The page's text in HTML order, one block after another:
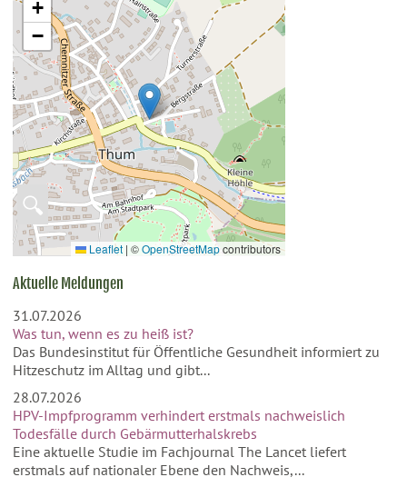
🔍
+
−
Leaflet | ©OpenStreetMapcontributors
Aktuelle Meldungen
31.07.2026
Was tun, wenn es zu heiß ist?
Das Bundesinstitut für Öffentliche Gesundheit informiert zu
Hitzeschutz im Alltag und gibt...
28.07.2026
HPV-Impfprogramm verhindert erstmals nachweislich
Todesfälle durch Gebärmutterhalskrebs
Eine aktuelle Studie im Fachjournal The Lancet liefert
erstmals auf nationaler Ebene den Nachweis,...